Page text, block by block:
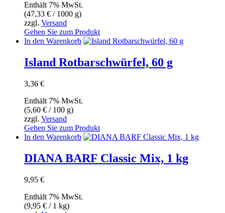
Enthält 7% MwSt.
(47,33 € / 1000 g)
zzgl. Versand
Gehen Sie zum Produkt
In den Warenkorb
Island Rotbarschwürfel, 60 g
3,36 €
Enthält 7% MwSt.
(5,60 € / 100 g)
zzgl. Versand
Gehen Sie zum Produkt
In den Warenkorb
DIANA BARF Classic Mix, 1 kg
9,95 €
Enthält 7% MwSt.
(9,95 € / 1 kg)